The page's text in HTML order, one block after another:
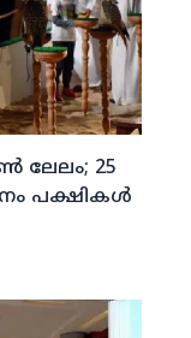
ലേലം; 25
പക്ഷികള്‍